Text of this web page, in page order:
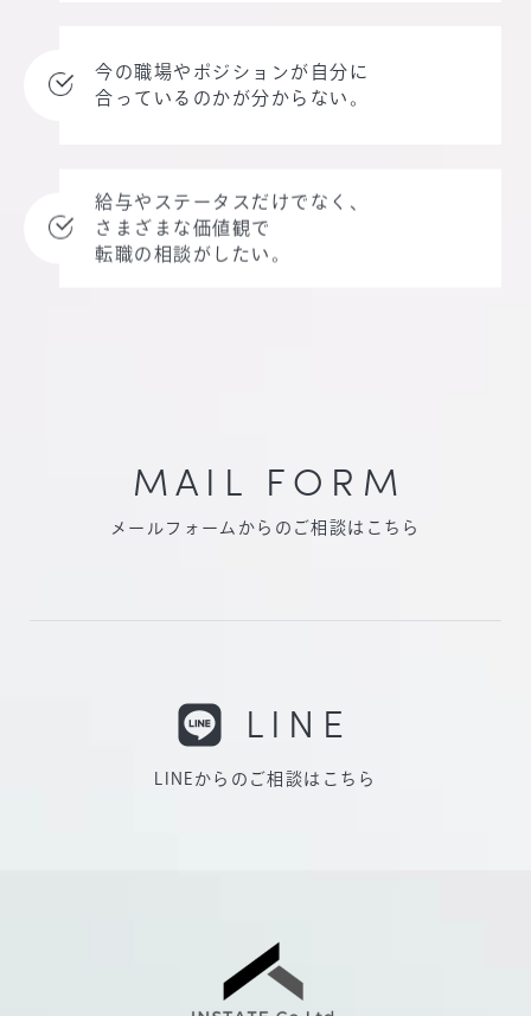
今の職場やポジションが 自分に
合っているのかが分からない。
給与やステータスだけでなく、
さまざまな価値観で
転職の相談がしたい。
MAIL FORM
メールフォームからのご相談はこちら
LINE
LINEからのご相談はこちら